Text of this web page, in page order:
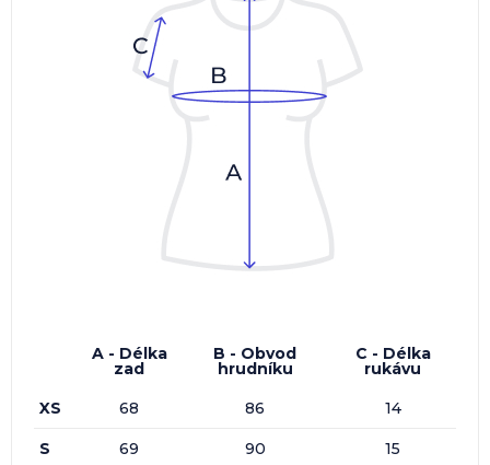
A - Délka
zad
B - Obvod
hrudníku
C - Délka
rukávu
XS
68 86 14
S 69 90 15